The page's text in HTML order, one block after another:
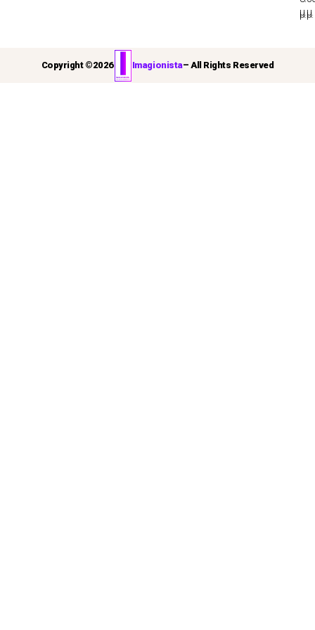
μ.μ.
μ.μ.
Copyright ©2026 Imagionista– All Rights Reserved